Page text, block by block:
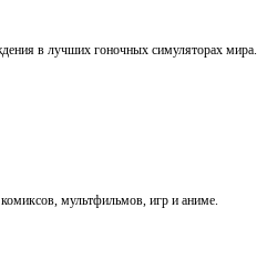
в лучших гоночных симуляторах мира.
мультфильмов, игр и аниме.